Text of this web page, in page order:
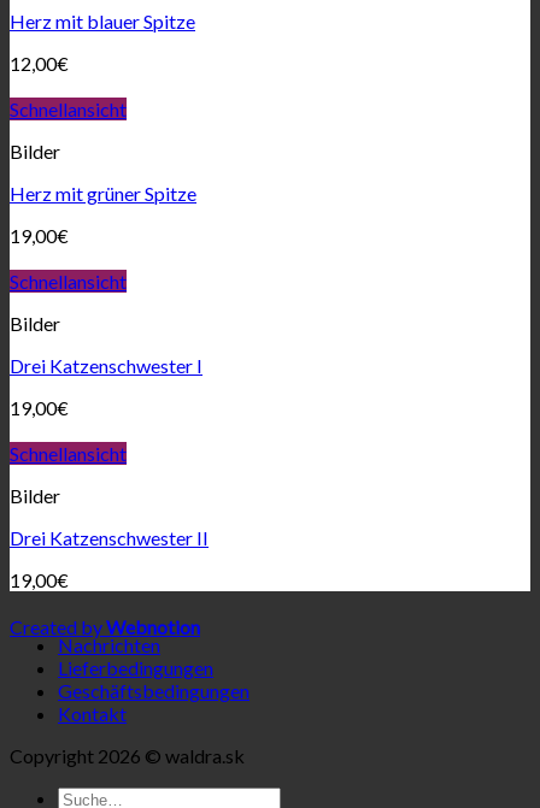
Herz mit blauer Spitze
12,00€
Schnellansicht
Bilder
Herz mit grüner Spitze
19,00€
Schnellansicht
Bilder
Drei Katzenschwester I
19,00€
Schnellansicht
Bilder
Drei Katzenschwester II
19,00€
Created byWebnotion
Nachrichten
Lieferbedingungen
Geschäftsbedingungen
Kontakt
Copyright 2026 © waldra.sk
Suche